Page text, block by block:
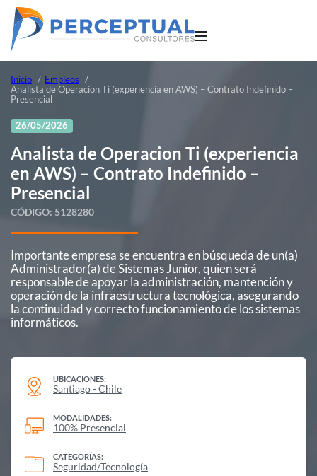
Inicio
Empleos
Analista de Operacion Ti (experiencia en AWS) – Contrato Indefinido –
Presencial
26/05/2026
Analista de Operacion Ti (experiencia
en AWS) – Contrato Indefinido –
Presencial
CÓDIGO: 5128280
Importante empresa se encuentra en búsqueda de un(a)
Administrador(a) de Sistemas Junior, quien será
responsable de apoyar la administración, mantención y
operación de la infraestructura tecnológica, asegurando
la continuidad y correcto funcionamiento de los sistemas
informáticos.
UBICACIONES:
Santiago - Chile
MODALIDADES:
100% Presencial
CATEGORÍAS:
Seguridad/Tecnología